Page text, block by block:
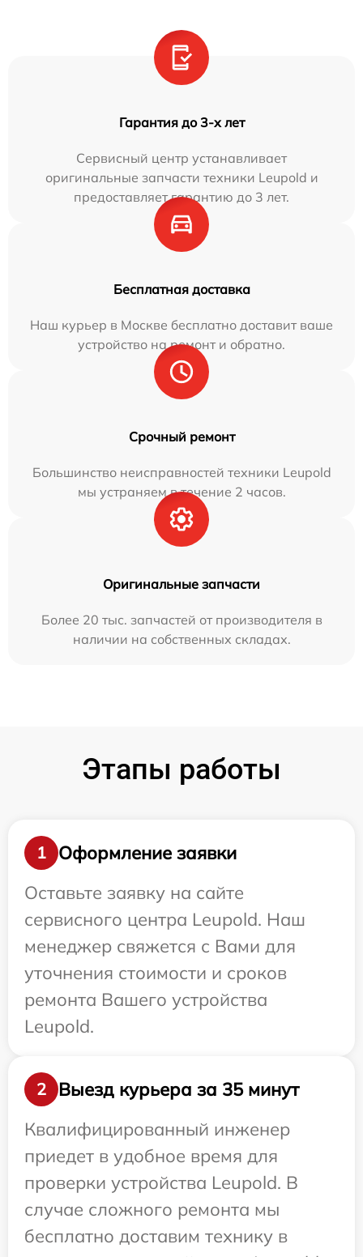
Гарантия до 3-х лет
Сервисный центр устанавливает
оригинальные запчасти техники Leupold и
предоставляет гарантию до 3 лет.
Бесплатная доставка
Наш курьер в Москве бесплатно доставит ваше
устройство на ремонт и обратно.
Срочный ремонт
Большинство неисправностей техники Leupold
мы устраняем в течение 2 часов.
Оригинальные запчасти
Более 20 тыс. запчастей от производителя в
наличии на собственных складах.
Этапы работы
1
Оформление заявки
Оставьте заявку на сайте
сервисного центра Leupold. Наш
менеджер свяжется с Вами для
уточнения стоимости и сроков
ремонта Вашего устройства
Leupold.
2
Выезд курьера за 35 минут
Квалифицированный инженер
приедет в удобное время для
проверки устройства Leupold. В
случае сложного ремонта мы
бесплатно доставим технику в